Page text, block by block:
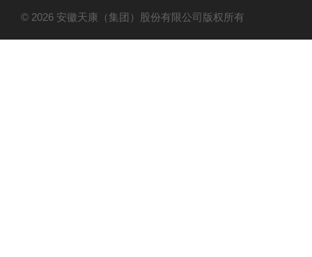
© 2026 安徽天康（集团）股份有限公司版权所有